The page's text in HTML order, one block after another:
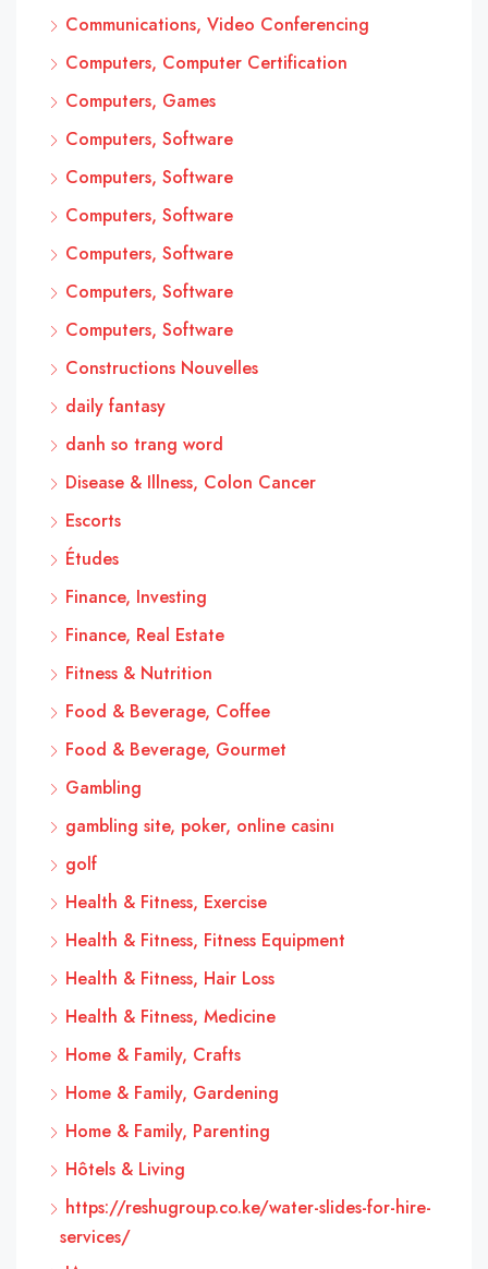
Communications, Video Conferencing
Computers, Computer Certification
Computers, Games
Computers, Software
Computers, Software
Computers, Software
Computers, Software
Computers, Software
Computers, Software
Constructions Nouvelles
daily fantasy
danh so trang word
Disease & Illness, Colon Cancer
Escorts
Études
Finance, Investing
Finance, Real Estate
Fitness & Nutrition
Food & Beverage, Coffee
Food & Beverage, Gourmet
Gambling
gambling site, poker, online casinı
golf
Health & Fitness, Exercise
Health & Fitness, Fitness Equipment
Health & Fitness, Hair Loss
Health & Fitness, Medicine
Home & Family, Crafts
Home & Family, Gardening
Home & Family, Parenting
Hôtels & Living
https://reshugroup.co.ke/water-slides-for-hire-
services/